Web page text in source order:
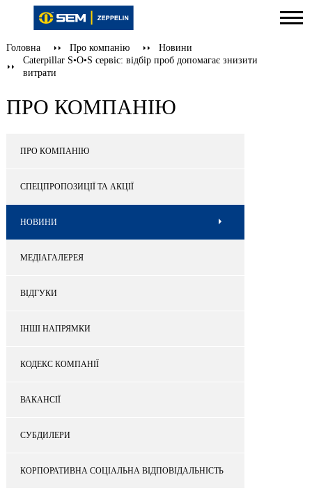
Головна Про компанію
Новини
Caterpillar S•O•S сервіс: відбір проб допомагає знизити
витрати
ПРО КОМПАНІЮ
ПРО КОМПАНІЮ
СПЕЦПРОПОЗИЦІЇ ТА АКЦІЇ
НОВИНИ
МЕДІАГАЛЕРЕЯ
ВІДГУКИ
ІНШІ НАПРЯМКИ
КОДЕКС КОМПАНІЇ
ВАКАНСІЇ
СУБДИЛЕРИ
КОРПОРАТИВНА СОЦІАЛЬНА ВІДПОВІДАЛЬНІСТЬ